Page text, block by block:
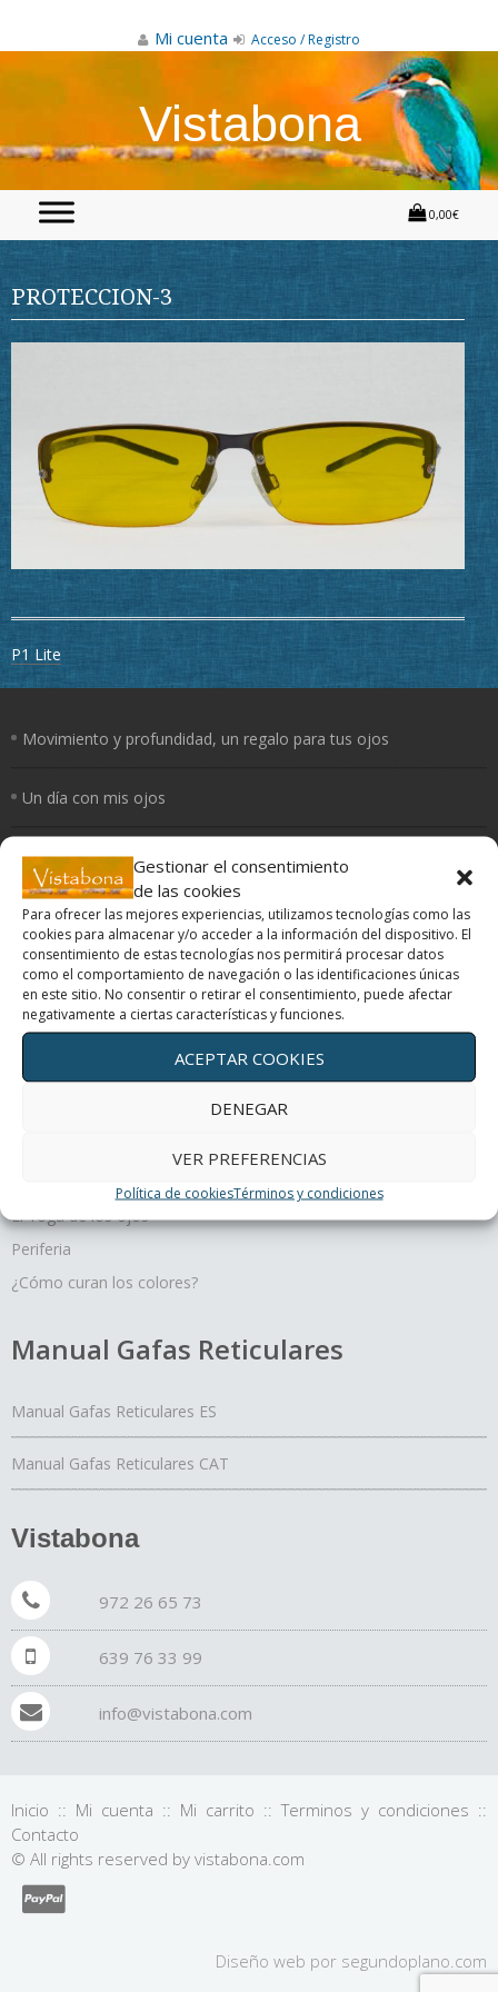
Gestionar el consentimiento
de las cookies
Para ofrecer las mejores experiencias, utilizamos tecnologías como las
cookies para almacenar y/o acceder a la información del dispositivo. El
consentimiento de estas tecnologías nos permitirá procesar datos
como el comportamiento de navegación o las identificaciones únicas
en este sitio. No consentir o retirar el consentimiento, puede afectar
negativamente a ciertas características y funciones.
ACEPTAR COOKIES
DENEGAR
VER PREFERENCIAS
Política de cookiesTérminos y condiciones
Mi cuenta Acceso / Registro
Vistabona
0,00€
PROTECCION-3
Navegación
de
P1 Lite
Movimiento y profundidad, un regalo para tus ojos
Un día con mis ojos
El Yoga de los ojos
Periferia
¿Cómo curan los colores?
Terapias oculares
El Yoga de los ojos
Periferia
¿Cómo curan los colores?
Manual Gafas Reticulares
Manual Gafas Reticulares ES
Manual Gafas Reticulares CAT
Vistabona
972 26 65 73
639 76 33 99
info@vistabona.com
Inicio :: Mi cuenta :: Mi carrito ::Terminos y condiciones ::
Contacto
© All rights reserved by vistabona.com
Diseño web por segundoplano .com